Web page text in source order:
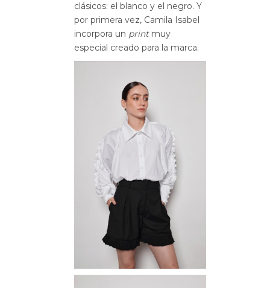
clásicos: el blanco y el negro. Y
por primera vez, Camila Isabel
incorpora un printmuy
especial creado para la marca.